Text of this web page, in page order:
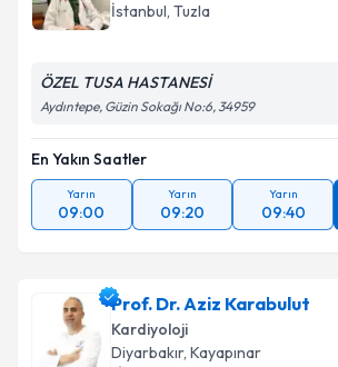
İstanbul, Tuzla
ÖZEL TUSA HASTANESİ
Aydıntepe, Güzin Sokağı No:6, 34959
En Yakın Saatler
Yarın
09:00
Yarın
09:20
Yarın
09:40
Prof. Dr. Aziz Karabulut
Kardiyoloji
Diyarbakır, Kayapınar